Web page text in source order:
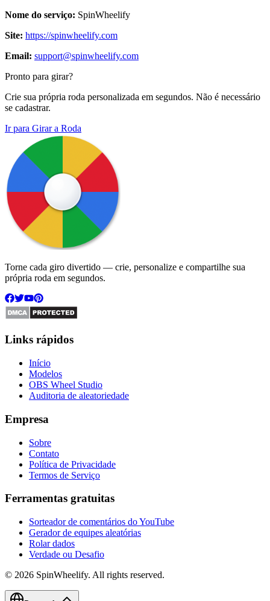
Nome do serviço: SpinWheelify
Site: https://spinwheelify.com
Email: support@spinwheelify.com
Pronto para girar?
Crie sua própria roda personalizada em segundos. Não é necessário
se cadastrar.
Ir para Girar a Roda
Torne cada giro divertido — crie, personalize e compartilhe sua
própria roda em segundos.
Links rápidos
Início
Modelos
OBS Wheel Studio
Auditoria de aleatoriedade
Empresa
Sobre
Contato
Política de Privacidade
Termos de Serviço
Ferramentas gratuitas
Sorteador de comentários do YouTube
Gerador de equipes aleatórias
Rolar dados
Verdade ou Desafio
© 2026 SpinWheelify. All rights reserved.